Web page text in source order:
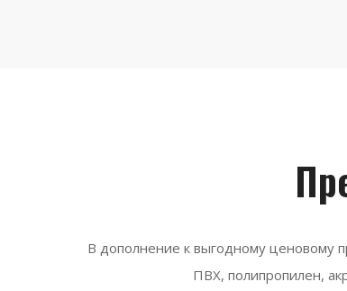
В дополнение к выгодному ценовому
ПВХ, полипропилен,